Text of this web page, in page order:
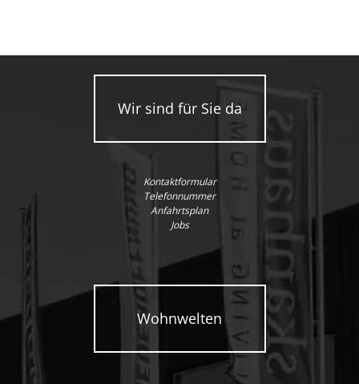
Wir sind für Sie da
Kontaktformular
Telefonnummer
Anfahrtsplan
Jobs
Wohnwelten